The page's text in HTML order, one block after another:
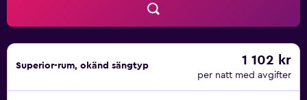
Superior-rum, okänd sängtyp 1 102 kr
per natt med avgifter